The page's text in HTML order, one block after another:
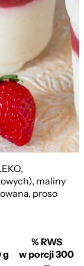
maliny
proso
g
% RWS
w porcji 300